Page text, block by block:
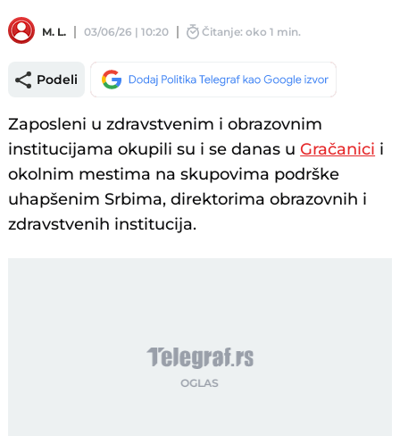
M. L. 03/06/26 | 10:20 Čitanje: oko 1 min.
Podeli
Zaposleni u zdravstvenim i obrazovnim
institucijama okupili su i se danas uGračanici i
okolnim mestima na skupovima podrške
uhapšenim Srbima, direktorima obrazovnih i
zdravstvenih institucija.